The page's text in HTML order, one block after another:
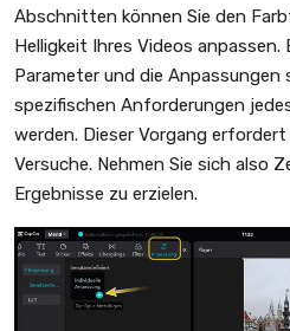
Abschnitten können Sie den
Helligkeit Ihres Videos
Parameter und die
spezifischen Anforderungen
werden. Dieser Vorgang
Versuche. Nehmen Sie sich also
Ergebnisse zu erzielen.